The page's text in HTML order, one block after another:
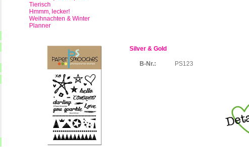
Tierisch
Hmmm, lecker!
Weihnachten & Winter
Planner
Silver & Gold
B-Nr.: PS123